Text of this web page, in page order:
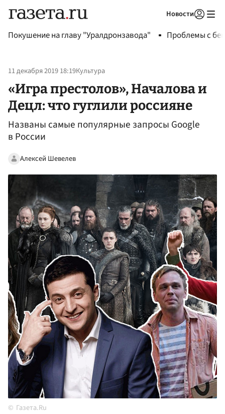
Новости
Покушение на главу "Уралдронзавода" Проблемы с
11 декабря 2019 18:19Культура
«Игра престолов», Началова и
Децл: что гуглили россияне
Названы самые популярные запросы Google
в России
Алексей Шевелев
Газета.Ru